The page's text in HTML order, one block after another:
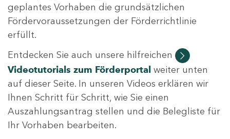
geplantes Vorhaben die grundsätzlichen
Fördervoraussetzungen der Förderrichtlinie
erfüllt.
Entdecken Sie auch unsere hilfreichen
Videotutorials zum Förderportal weiter unten
auf dieser Seite. In unseren Videos erklären wir
Ihnen Schritt für Schritt, wie Sie einen
Auszahlungsantrag stellen und die Belegliste für
Ihr Vorhaben bearbeiten.